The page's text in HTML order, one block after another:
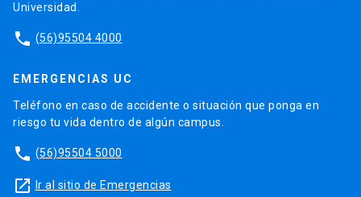
Universidad.
phone (56)95504 4000
EMERGENCIAS UC
Teléfono en caso de accidente o situación que ponga en
riesgo tu vida dentro de algún campus.
phone (56)95504 5000
launch Ir al sitio de Emergencias